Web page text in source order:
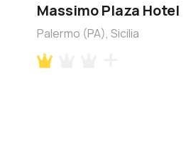
Massimo Plaza Hotel
Palermo (PA), Sicilia